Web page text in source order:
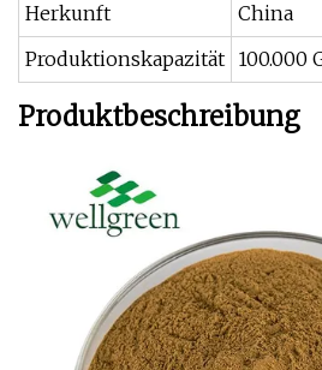
Herkunft
China
Produktionskapazität 100.000
Produktbeschreibung